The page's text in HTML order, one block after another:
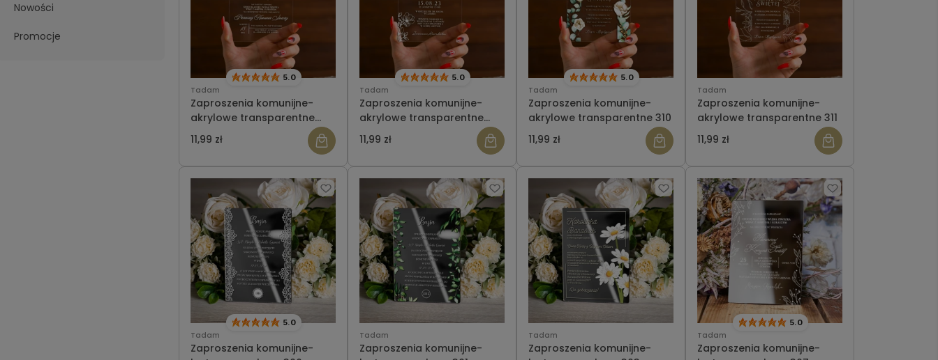
Nowości
Promocje
Tadam
Zaproszenia komunijne-
akrylowe transparentne
308
5.0
11,99 zł
Tadam
Zaproszenia komunijne-
akrylowe transparentne
309
5.0
11,99 zł
Tadam
Zaproszenia komunijne-
akrylowe transparentne 310
5.0
11,99 zł
Tadam
Zaproszenia komunijne-
akrylowe transparentne 311
11,99 zł
Tadam
Zaproszenia komunijne-
5.0
Tadam
Zaproszenia komunijne-
Tadam
Zaproszenia komunijne-
Tadam
Zaproszenia komunijne-
5.0